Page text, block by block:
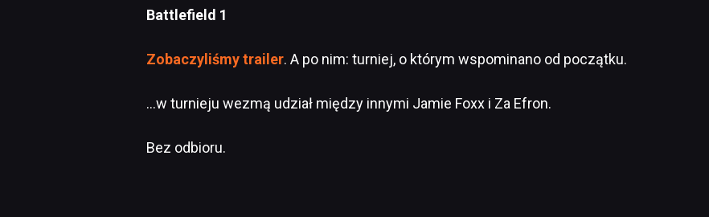
Battlefield 1
Zobaczyliśmy trailer. A po nim: turniej, o którym wspominano od początku.
…w turnieju wezmą udział między innymi Jamie Foxx i Za Efron.
Bez odbioru.